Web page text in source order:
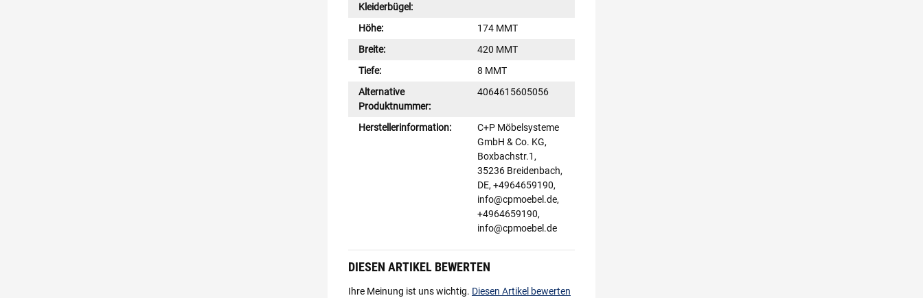
Kleiderbügel:
Höhe:
174 MMT
Breite:
420 MMT
Tiefe:
8 MMT
Alternative
Produktnummer:
4064615605056
Herstellerinformation:
C+P Möbelsysteme
GmbH & Co. KG,
Boxbachstr.1,
35236 Breidenbach,
DE, +4964659190,
info@cpmoebel.de,
+4964659190,
info@cpmoebel.de
DIESEN ARTIKEL BEWERTEN
Ihre Meinung ist uns wichtig. Diesen Artikel bewerten